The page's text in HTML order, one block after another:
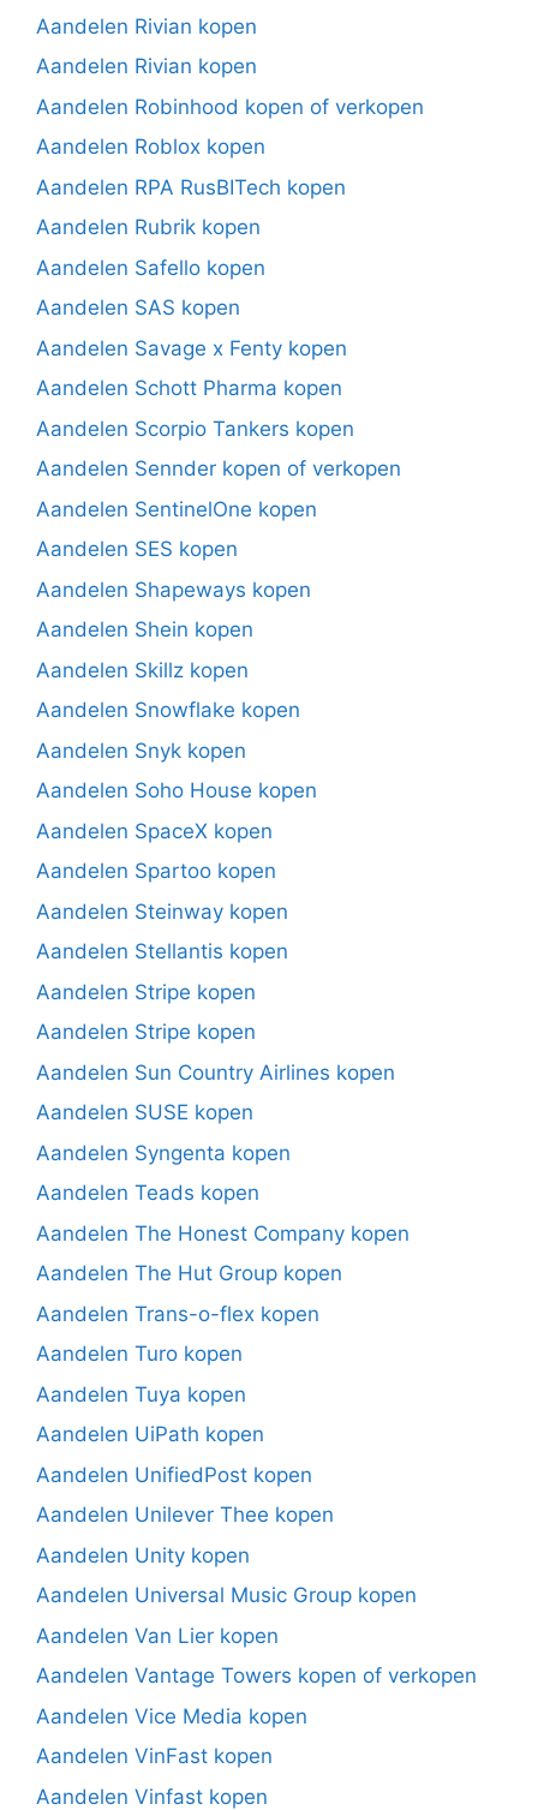
Aandelen Rivian kopen
Aandelen Rivian kopen
Aandelen Robinhood kopen of verkopen
Aandelen Roblox kopen
Aandelen RPA RusBITech kopen
Aandelen Rubrik kopen
Aandelen Safello kopen
Aandelen SAS kopen
Aandelen Savage x Fenty kopen
Aandelen Schott Pharma kopen
Aandelen Scorpio Tankers kopen
Aandelen Sennder kopen of verkopen
Aandelen SentinelOne kopen
Aandelen SES kopen
Aandelen Shapeways kopen
Aandelen Shein kopen
Aandelen Skillz kopen
Aandelen Snowflake kopen
Aandelen Snyk kopen
Aandelen Soho House kopen
Aandelen SpaceX kopen
Aandelen Spartoo kopen
Aandelen Steinway kopen
Aandelen Stellantis kopen
Aandelen Stripe kopen
Aandelen Stripe kopen
Aandelen Sun Country Airlines kopen
Aandelen SUSE kopen
Aandelen Syngenta kopen
Aandelen Teads kopen
Aandelen The Honest Company kopen
Aandelen The Hut Group kopen
Aandelen Trans-o-flex kopen
Aandelen Turo kopen
Aandelen Tuya kopen
Aandelen UiPath kopen
Aandelen UnifiedPost kopen
Aandelen Unilever Thee kopen
Aandelen Unity kopen
Aandelen Universal Music Group kopen
Aandelen Van Lier kopen
Aandelen Vantage Towers kopen of verkopen
Aandelen Vice Media kopen
Aandelen VinFast kopen
Aandelen Vinfast kopen